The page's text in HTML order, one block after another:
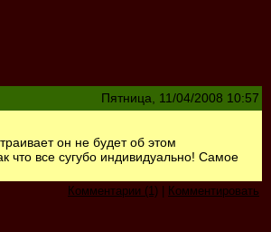
Пятница, 11/04/2008 10:57
он не будет об этом
что все сугубо индивидуально! Самое
Комментарии (1) Комментировать